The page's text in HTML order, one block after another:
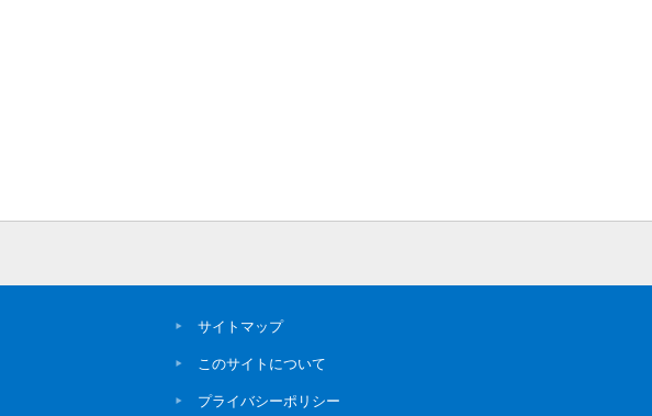
サイトマップ
このサイトについて
プライバシーポリシー